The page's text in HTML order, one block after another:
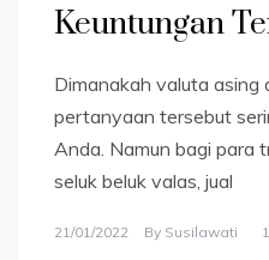
Keuntungan
Dimanakah valuta asing
pertanyaan tersebut
Anda. Namun bagi para
seluk beluk valas, jual
21/01/2022 By Susilawati